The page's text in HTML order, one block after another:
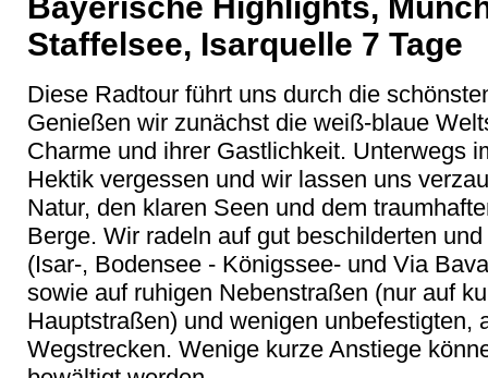
Staffelsee, Isarquelle 7 Tage
Diese Radtour führt uns durch die
Genießen wir zunächst die weiß-blaue
Charme und ihrer Gastlichkeit. Unterwegs
Hektik vergessen und wir lassen uns
Natur, den klaren Seen und dem
Berge. Wir radeln auf gut beschilderten
(Isar-, Bodensee - Königssee- und Via
sowie auf ruhigen Nebenstraßen (nur auf
Hauptstraßen) und wenigen unbefestigten,
Wegstrecken. Wenige kurze Anstiege